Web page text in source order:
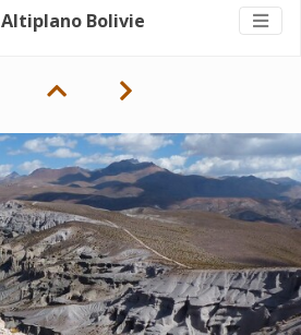
Altiplano Bolivie